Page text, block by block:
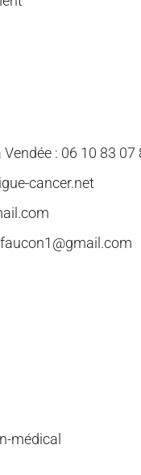
: 06 10 83 07
cancer.net
médical